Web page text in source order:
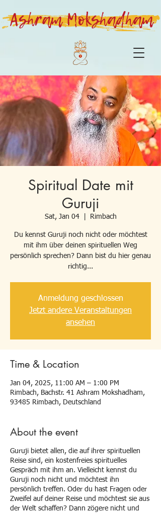
Ashram Mokshadham
Spiritual Date mit
Guruji
Sat, Jan 04
  |
Rimbach
Du kennst Guruji noch nicht oder möchtest
mit ihm über deinen spirituellen Weg
persönlich sprechen? Dann bist du hier genau
richtig...
Anmeldung geschlossen
Jetzt andere Veranstaltungen
ansehen
Time & Location
Jan 04, 2025, 11:00 AM – 1:00 PM
Rimbach, Bachstr. 41 Ashram Mokshadham,
93485 Rimbach, Deutschland
About the event
Guruji bietet allen, die auf ihrer spirituellen
Reise sind, ein kostenfreies spirituelles
Gespräch mit ihm an. Vielleicht kennst du
Guruji noch nicht und möchtest ihn
persönlich treffen. Oder du hast Fragen oder
Zweifel auf deiner Reise und möchtest sie aus
der Welt schaffen? Dann zögere nicht und